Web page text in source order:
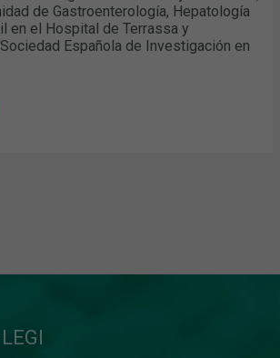
de Gastroenterología, Hepatología
en el Hospital de Terrassa y
Española de Investigación en